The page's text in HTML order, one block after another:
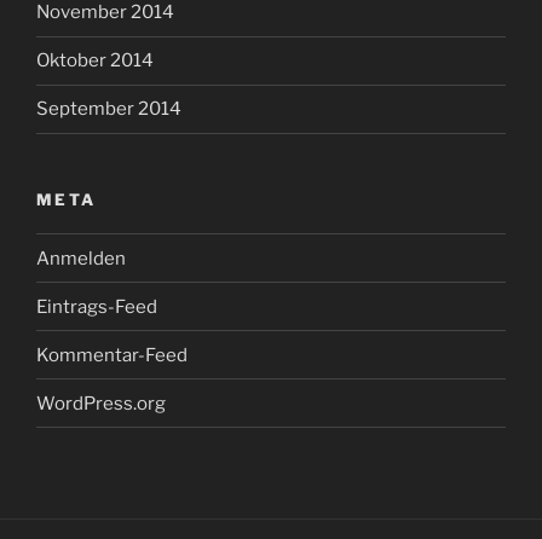
November 2014
Oktober 2014
September 2014
META
Anmelden
Eintrags-Feed
Kommentar-Feed
WordPress.org